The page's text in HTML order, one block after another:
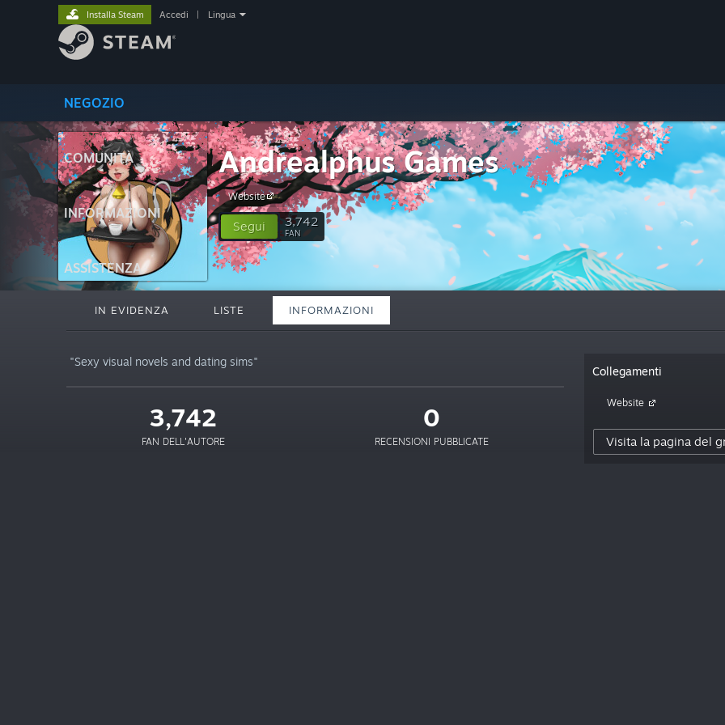
NEGOZIO
COMUNITÀ
INFORMAZIONI
ASSISTENZA
Installa Steam Accedi Lingua
Andrealphus Games
Website
Segui 3,742
FAN
IN EVIDENZA LISTE INFORMAZIONI
"Sexy visual novels and dating sims"
3,742
FAN DELL'AUTORE
0
RECENSIONI PUBBLICATE
Collegamenti
Website
Visita la pagina del